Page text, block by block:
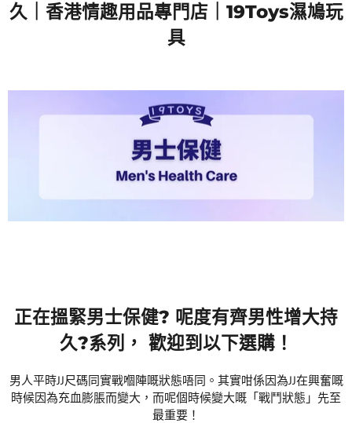
久｜香港情趣用品專門店｜19Toys濕鳩玩
具
正在搵緊男士保健? 呢度有齊男性增大持
久?系列， 歡迎到以下選購！
男人平時JJ尺碼同實戰嗰陣嘅狀態唔同。其實咁係因為JJ在興奮嘅
時候因為充血膨脹而變大，而呢個時候變大嘅「戰鬥狀態」先至
最重要！